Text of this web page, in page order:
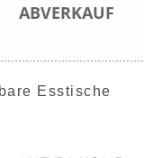
ABVERKAUF
Esstische